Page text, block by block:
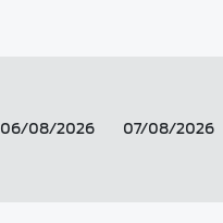
06/08/2026 07/08/2026